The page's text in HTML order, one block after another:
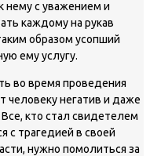
нему с уважением и
каждому на рукав
образом усопший
ему услугу.
во время проведения
человеку негатив и даже
кто стал свидетелем
с трагедией в своей
нужно помолиться за